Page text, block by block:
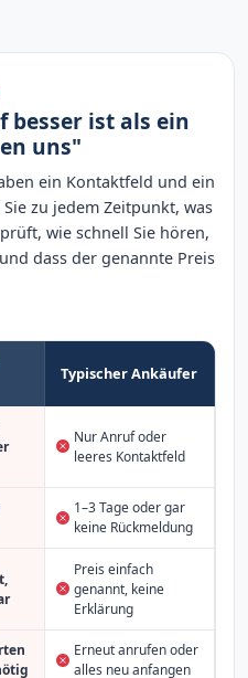
besser ist als ein
uns"
ein Kontaktfeld und ein
zu jedem Zeitpunkt, was
wie schnell Sie hören,
dass der genannte Preis
Typischer Ankäufer
Nur Anruf oder
leeres Kontaktfeld
1–3 Tage oder gar
keine Rückmeldung
Preis einfach
genannt, keine
Erklärung
Erneut anrufen oder
alles neu anfangen